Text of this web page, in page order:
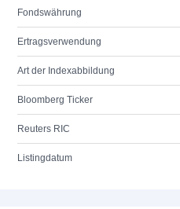
Fondswährung
Ertragsverwendung
Art der Indexabbildung
Bloomberg Ticker
Reuters RIC
Listingdatum